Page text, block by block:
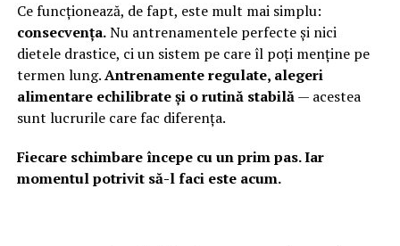
Ce funcționează, de fapt, este mult mai simplu:
consecvența.Nu antrenamentele perfecte și nici
dietele drastice, ci un sistem pe care îl poți menține pe
termen lung.Antrenamente regulate, alegeri
alimentare echilibrate și o rutină stabilă— acestea
sunt lucrurile care fac diferența.
Fiecare schimbare începe cu un prim pas. Iar
momentul potrivit să-l faci este acum.